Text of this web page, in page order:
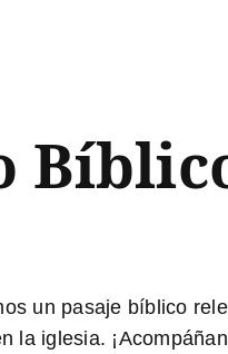
un pasaje bíblico
la iglesia.